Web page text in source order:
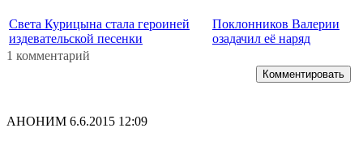
Света Курицына стала героиней
издевательской песенки
Поклонников Валерии
озадачил её наряд
1 комментарий
Комментировать
АНОНИМ 6.6.2015 12:09